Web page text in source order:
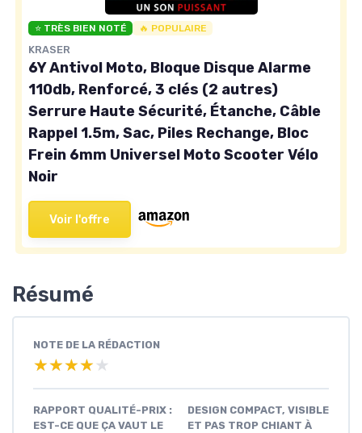
⭐ TRÈS BIEN NOTÉ 🔥 POPULAIRE
KRASER
6Y Antivol Moto, Bloque Disque Alarme
110db, Renforcé, 3 clés (2 autres)
Serrure Haute Sécurité, Étanche, Câble
Rappel 1.5m, Sac, Piles Rechange, Bloc
Frein 6mm Universel Moto Scooter Vélo
Noir
Voir l'offre
Résumé
NOTE DE LA RÉDACTION
★★★★★
★★★★★
RAPPORT QUALITÉ-PRIX :
EST-CE QUE ÇA VAUT LE
DESIGN COMPACT, VISIBLE
ET PAS TROP CHIANT À